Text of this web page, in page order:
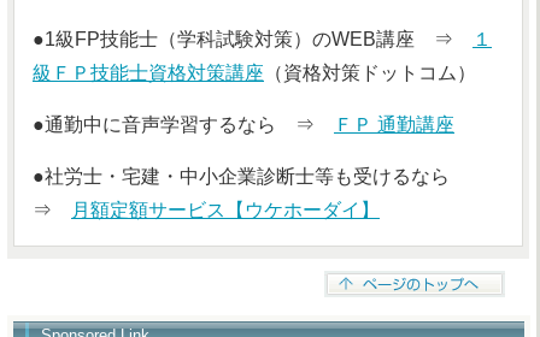
●1級FP技能士（学科試験対策）のWEB講座 ⇒
１
級ＦＰ技能士資格対策講座 （資格対策ドットコム）
●通勤中に音声学習するなら ⇒ ＦＰ 通勤講座
●社労士・宅建・中小企業診断士等も受けるなら
⇒
月額定額サービス【ウケホーダイ】